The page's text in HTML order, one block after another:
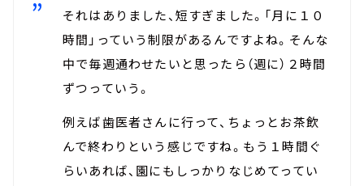
それはありました、短すぎました。「月に１０
時間」っていう制限があるんですよね。そんな
中で毎週通わせたいと思ったら（週に）２時間
ずつっていう。
例えば歯医者さんに行って、ちょっとお茶飲
んで終わりという感じですね。もう１時間ぐ
らいあれば、園にもしっかりなじめてってい